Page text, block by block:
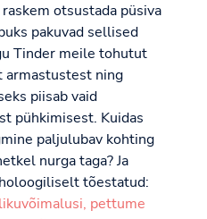
otsustada püsiva
pakuvad sellised
Tinder meile tohutut
ning
piisab vaid
pühkimisest. Kuidas
paljulubav kohting
nurga taga? Ja
tõestatud:
pettume